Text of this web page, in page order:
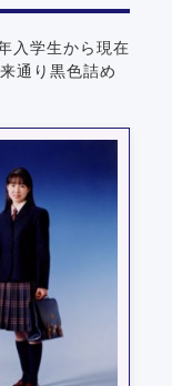
入学生から現在
通り黒色詰め